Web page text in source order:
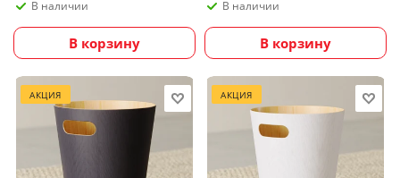
голубой
В наличии
В корзину
В наличии
В корзину
АКЦИЯ АКЦИЯ